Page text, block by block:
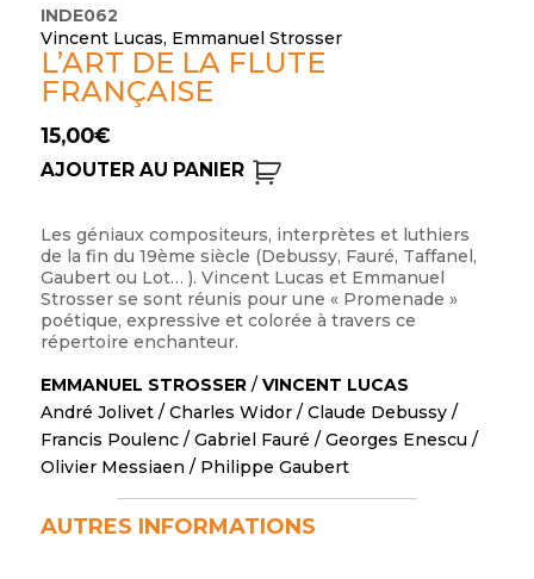
INDE062
Vincent Lucas, Emmanuel Strosser
L’ART DE LA FLUTE
FRANÇAISE
15,00€
AJOUTER AU PANIER
Les géniaux compositeurs, interprètes et luthiers
de la fin du 19ème siècle (Debussy, Fauré, Taffanel,
Gaubert ou Lot… ). Vincent Lucas et Emmanuel
Strosser se sont réunis pour une « Promenade »
poétique, expressive et colorée à travers ce
répertoire enchanteur.
EMMANUEL STROSSER/ VINCENT LUCAS
André Jolivet/ Charles Widor/ Claude Debussy/
Francis Poulenc/ Gabriel Fauré / Georges Enescu /
Olivier Messiaen / Philippe Gaubert
AUTRES INFORMATIONS